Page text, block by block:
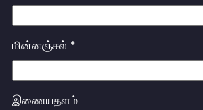
மின்னஞ்சல் *
இணையதளம்